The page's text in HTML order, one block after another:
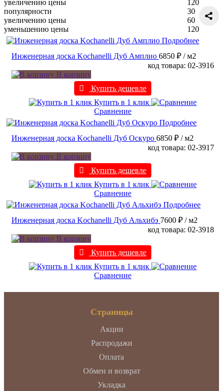
увеличению цены
популярности
увеличению цены
уменьшению цены
120
30
60
120
Подробнее
Инженерная доска Kochanelli Дуб Амплио 6850 ₽ / м2
код товара: 02-3916
В корзину
Купить дешевле
Купить в 1 клик
Сравнение
Подробнее
Инженерная доска Kochanelli Дуб Оскуро 6850 ₽ / м2
код товара: 02-3917
В корзину
Купить дешевле
Купить в 1 клик
Сравнение
Подробнее
Инженерная доска Kochanelli Дуб Альхибэ 7600 ₽ / м2
код товара: 02-3918
В корзину
Купить дешевле
Купить в 1 клик
Сравнение
Страницы
Акции
Распродажи
Оплата
Обмен и возврат
Укладка